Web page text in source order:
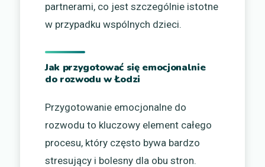
partnerami, co jest szczególnie istotne
w przypadku wspólnych dzieci.
Jak przygotować się emocjonalnie
do rozwodu w Łodzi
Przygotowanie emocjonalne do
rozwodu to kluczowy element całego
procesu, który często bywa bardzo
stresujący i bolesny dla obu stron.